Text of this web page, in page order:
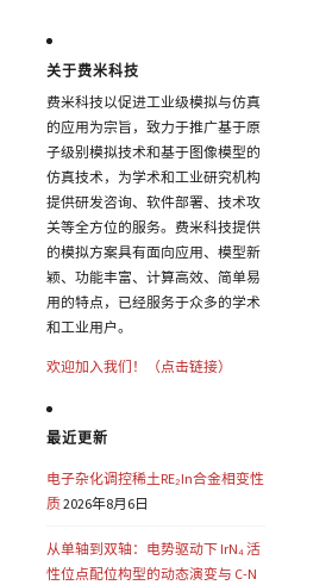
关于费米科技
费米科技以促进工业级模拟与仿真
的应用为宗旨，致力于推广基于原
子级别模拟技术和基于图像模型的
仿真技术，为学术和工业研究机构
提供研发咨询、软件部署、技术攻
关等全方位的服务。费米科技提供
的模拟方案具有面向应用、模型新
颖、功能丰富、计算高效、简单易
用的特点，已经服务于众多的学术
和工业用户。
欢迎加入我们！（点击链接）
最近更新
电子杂化调控稀土RE₂In合金相变性
质2026年8月6日
从单轴到双轴：电势驱动下 IrN₄ 活
性位点配位构型的动态演变与 C-N